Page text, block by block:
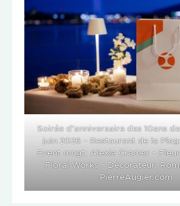
Soirée d’anniversaire des 10ans
juin 2026 – Restaurant de la
Event mngt: Alexia Cramer –
Floral Works – Décorateur:
PierreAugier.com